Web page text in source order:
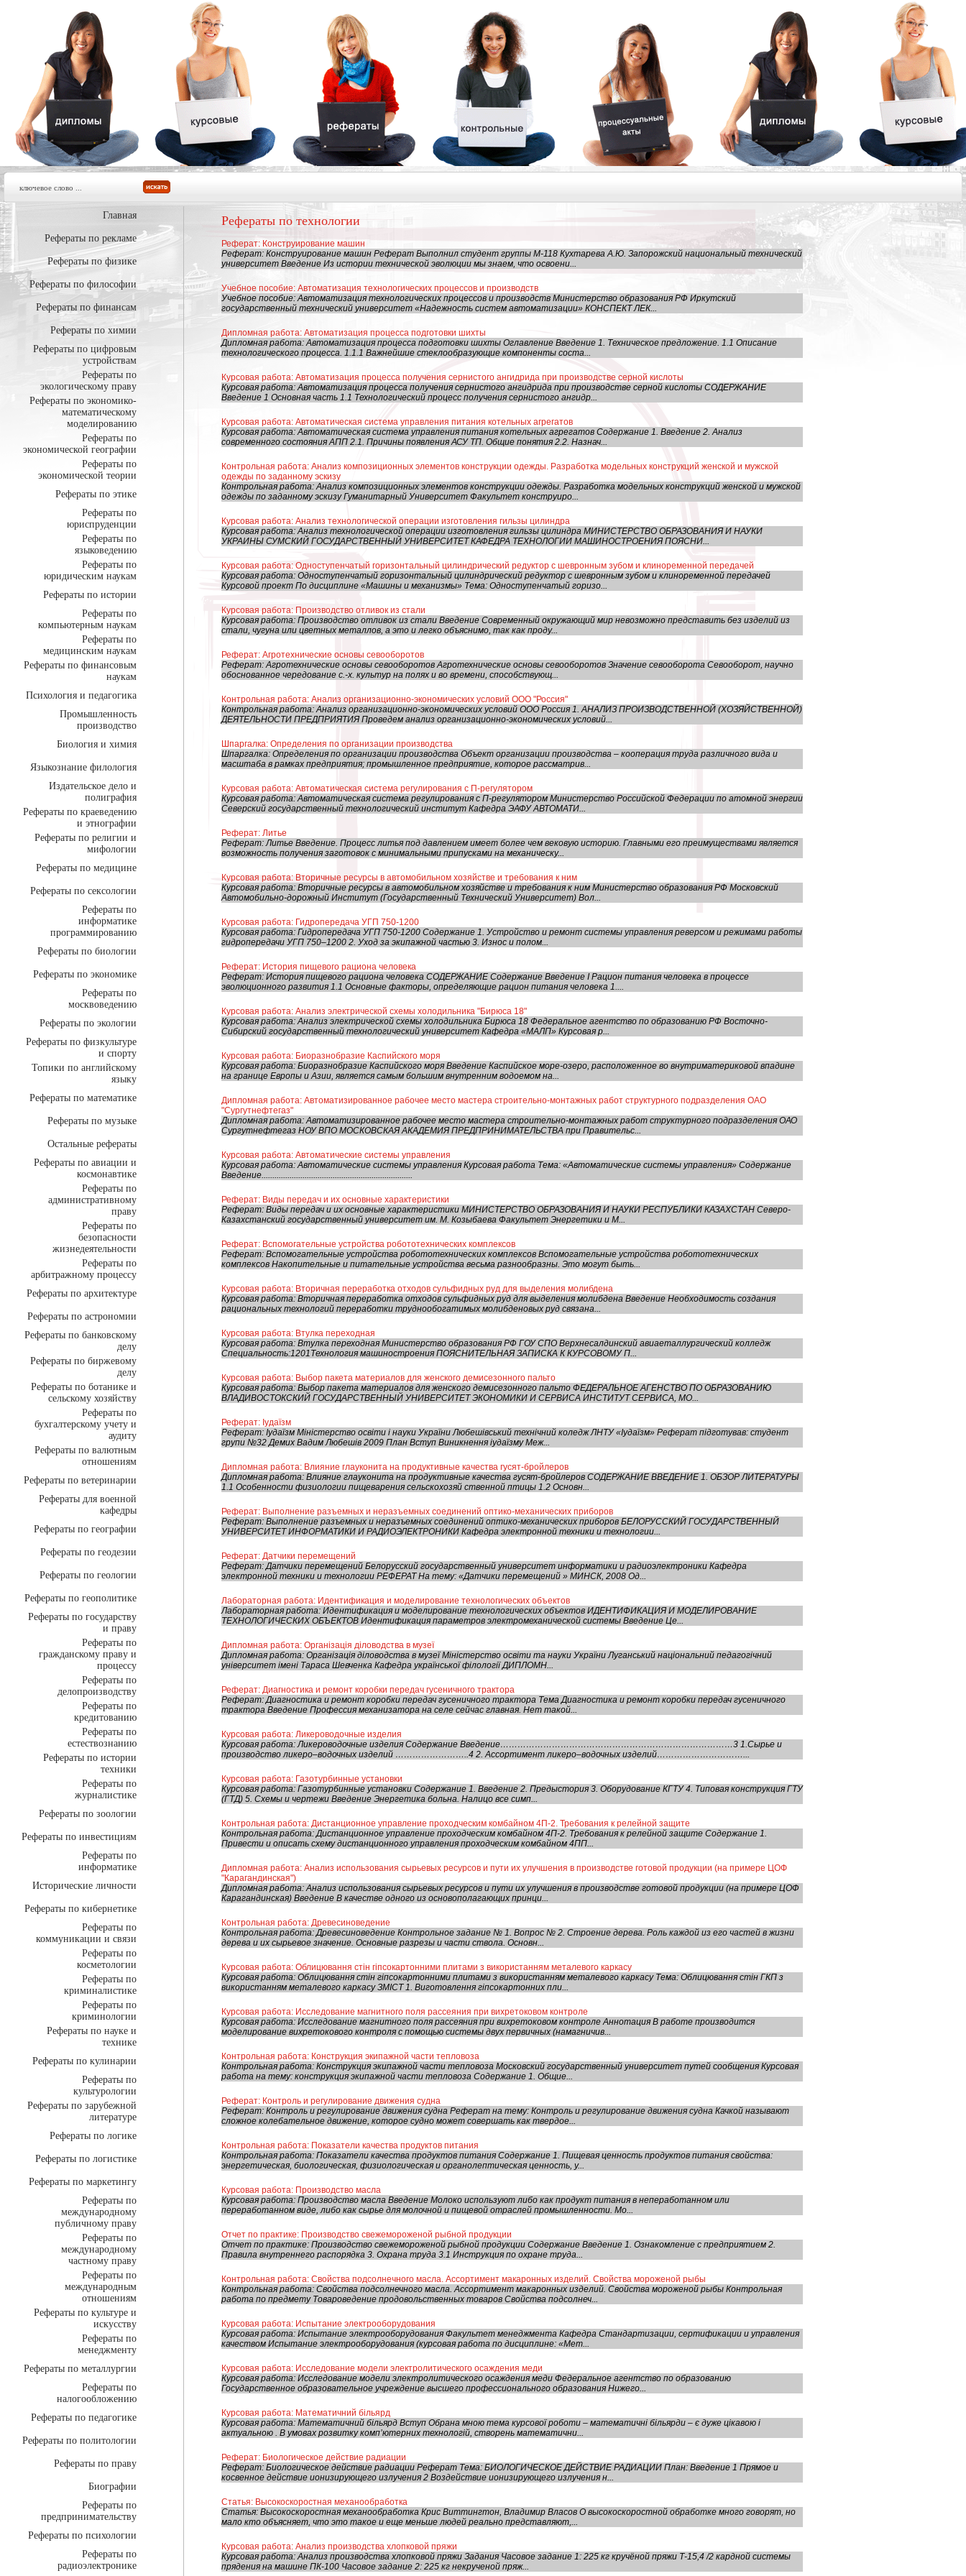
Главная
Рефераты по рекламе
Рефераты по физике
Рефераты по философии
Рефераты по финансам
Рефераты по химии
Рефераты по цифровым
устройствам
Рефераты по
экологическому праву
Рефераты по экономико-
математическому
моделированию
Рефераты по
экономической географии
Рефераты по
экономической теории
Рефераты по этике
Рефераты по
юриспруденции
Рефераты по
языковедению
Рефераты по
юридическим наукам
Рефераты по истории
Рефераты по
компьютерным наукам
Рефераты по
медицинским наукам
Рефераты по финансовым
наукам
Психология и педагогика
Промышленность
производство
Биология и химия
Языкознание филология
Издательское дело и
полиграфия
Рефераты по краеведению
и этнографии
Рефераты по религии и
мифологии
Рефераты по медицине
Рефераты по сексологии
Рефераты по
информатике
программированию
Рефераты по биологии
Рефераты по экономике
Рефераты по
москвоведению
Рефераты по экологии
Рефераты по физкультуре
и спорту
Топики по английскому
языку
Рефераты по математике
Рефераты по музыке
Остальные рефераты
Рефераты по авиации и
космонавтике
Рефераты по
административному
праву
Рефераты по
безопасности
жизнедеятельности
Рефераты по
арбитражному процессу
Рефераты по архитектуре
Рефераты по астрономии
Рефераты по банковскому
делу
Рефераты по биржевому
делу
Рефераты по ботанике и
сельскому хозяйству
Рефераты по
бухгалтерскому учету и
аудиту
Рефераты по валютным
отношениям
Рефераты по ветеринарии
Рефераты для военной
кафедры
Рефераты по географии
Рефераты по геодезии
Рефераты по геологии
Рефераты по геополитике
Рефераты по государству
и праву
Рефераты по
гражданскому праву и
процессу
Рефераты по
делопроизводству
Рефераты по
кредитованию
Рефераты по
естествознанию
Рефераты по истории
техники
Рефераты по
журналистике
Рефераты по зоологии
Рефераты по инвестициям
Рефераты по
информатике
Исторические личности
Рефераты по кибернетике
Рефераты по
коммуникации и связи
Рефераты по
косметологии
Рефераты по
криминалистике
Рефераты по
криминологии
Рефераты по науке и
технике
Рефераты по кулинарии
Рефераты по
культурологии
Рефераты по зарубежной
литературе
Рефераты по логике
Рефераты по логистике
Рефераты по маркетингу
Рефераты по
международному
публичному праву
Рефераты по
международному
частному праву
Рефераты по
международным
отношениям
Рефераты по культуре и
искусству
Рефераты по
менеджменту
Рефераты по металлургии
Рефераты по
налогообложению
Рефераты по педагогике
Рефераты по политологии
Рефераты по праву
Биографии
Рефераты по
предпринимательству
Рефераты по психологии
Рефераты по
радиоэлектронике
Рефераты по технологии
Реферат: Конструирование машин
Реферат: Конструирование машин Реферат Выполнил студент группы М-118 Кухтарева А.Ю. Запорожский национальный технический
университет Введение Из истории технической эволюции мы знаем, что освоени...
Учебное пособие: Автоматизация технологических процессов и производств
Учебное пособие: Автоматизация технологических процессов и производств Министерство образования РФ Иркутский
государственный технический университет «Надежность систем автоматизации» КОНСПЕКТ ЛЕК...
Дипломная работа: Автоматизация процесса подготовки шихты
Дипломная работа: Автоматизация процесса подготовки шихты Оглавление Введение 1. Техническое предложение. 1.1 Описание
технологического процесса. 1.1.1 Важнейшие стеклообразующие компоненты соста...
Курсовая работа: Автоматизация процесса получения сернистого ангидрида при производстве серной кислоты
Курсовая работа: Автоматизация процесса получения сернистого ангидрида при производстве серной кислоты СОДЕРЖАНИЕ
Введение 1 Основная часть 1.1 Технологический процесс получения сернистого ангидр...
Курсовая работа: Автоматическая система управления питания котельных агрегатов
Курсовая работа: Автоматическая система управления питания котельных агрегатов Содержание 1. Введение 2. Анализ
современного состояния АПП 2.1. Причины появления АСУ ТП. Общие понятия 2.2. Назнач...
Контрольная работа: Анализ композиционных элементов конструкции одежды. Разработка модельных конструкций женской и мужской
одежды по заданному эскизу
Контрольная работа: Анализ композиционных элементов конструкции одежды. Разработка модельных конструкций женской и мужской
одежды по заданному эскизу Гуманитарный Университет Факультет конструиро...
Курсовая работа: Анализ технологической операции изготовления гильзы цилиндра
Курсовая работа: Анализ технологической операции изготовления гильзы цилиндра МИНИСТЕРСТВО ОБРАЗОВАНИЯ И НАУКИ
УКРАИНЫ СУМСКИЙ ГОСУДАРСТВЕННЫЙ УНИВЕРСИТЕТ КАФЕДРА ТЕХНОЛОГИИ МАШИНОСТРОЕНИЯ ПОЯСНИ...
Курсовая работа: Одноступенчатый горизонтальный цилиндрический редуктор с шевронным зубом и клиноременной передачей
Курсовая работа: Одноступенчатый горизонтальный цилиндрический редуктор с шевронным зубом и клиноременной передачей
Курсовой проект По дисциплине «Машины и механизмы» Тема: Одноступенчатый горизо...
Курсовая работа: Производство отливок из стали
Курсовая работа: Производство отливок из стали Введение Современный окружающий мир невозможно представить без изделий из
стали, чугуна или цветных металлов, а это и легко объяснимо, так как проду...
Реферат: Агротехнические основы севооборотов
Реферат: Агротехнические основы севооборотов Агротехнические основы севооборотов Значение севооборота Севооборот, научно
обоснованное чередование с.-х. культур на полях и во времени, способствующ...
Контрольная работа: Анализ организационно-экономических условий ООО "Россия"
Контрольная работа: Анализ организационно-экономических условий ООО Россия 1. АНАЛИЗ ПРОИЗВОДСТВЕННОЙ (ХОЗЯЙСТВЕННОЙ)
ДЕЯТЕЛЬНОСТИ ПРЕДПРИЯТИЯ Проведем анализ организационно-экономических условий...
Шпаргалка: Определения по организации производства
Шпаргалка: Определения по организации производства Объект организации производства – кооперация труда различного вида и
масштаба в рамках предприятия; промышленное предприятие, которое рассматрив...
Курсовая работа: Автоматическая система регулирования с П-регулятором
Курсовая работа: Автоматическая система регулирования с П-регулятором Министерство Российской Федерации по атомной энергии
Северский государственный технологический институт Кафедра ЭАФУ АВТОМАТИ...
Реферат: Литье
Реферат: Литье Введение. Процесс литья под давлением имеет более чем вековую историю. Главными его преимуществами является
возможность получения заготовок с минимальными припусками на механическу...
Курсовая работа: Вторичные ресурсы в автомобильном хозяйстве и требования к ним
Курсовая работа: Вторичные ресурсы в автомобильном хозяйстве и требования к ним Министерство образования РФ Московский
Автомобильно-дорожный Институт (Государственный Технический Университет) Вол...
Курсовая работа: Гидропередача УГП 750-1200
Курсовая работа: Гидропередача УГП 750-1200 Содержание 1. Устройство и ремонт системы управления реверсом и режимами работы
гидропередачи УГП 750–1200 2. Уход за экипажной частью 3. Износ и полом...
Реферат: История пищевого рациона человека
Реферат: История пищевого рациона человека СОДЕРЖАНИЕ Содержание Введение I Рацион питания человека в процессе
эволюционного развития 1.1 Основные факторы, определяющие рацион питания человека 1....
Курсовая работа: Анализ электрической схемы холодильника "Бирюса 18"
Курсовая работа: Анализ электрической схемы холодильника Бирюса 18 Федеральное агентство по образованию РФ Восточно-
Сибирский государственный технологический университет Кафедра «МАЛП» Курсовая р...
Курсовая работа: Биоразнобразие Каспийского моря
Курсовая работа: Биоразнобразие Каспийского моря Введение Каспийское море-озеро, расположенное во внутриматериковой впадине
на границе Европы и Азии, является самым большим внутренним водоемом на...
Дипломная работа: Автоматизированное рабочее место мастера строительно-монтажных работ структурного подразделения ОАО
"Сургутнефтегаз"
Дипломная работа: Автоматизированное рабочее место мастера строительно-монтажных работ структурного подразделения ОАО
Сургутнефтегаз НОУ ВПО МОСКОВСКАЯ АКАДЕМИЯ ПРЕДПРИНИМАТЕЛЬСТВА при Правительс...
Курсовая работа: Автоматические системы управления
Курсовая работа: Автоматические системы управления Курсовая работа Тема: «Автоматические системы управления» Содержание
Введение......................................................................
Реферат: Виды передач и их основные характеристики
Реферат: Виды передач и их основные характеристики МИНИСТЕРСТВО ОБРАЗОВАНИЯ И НАУКИ РЕСПУБЛИКИ КАЗАХСТАН Северо-
Казахстанский государственный университет им. М. Козыбаева Факультет Энергетики и М...
Реферат: Вспомогательные устройства робототехнических комплексов
Реферат: Вспомогательные устройства робототехнических комплексов Вспомогательные устройства робототехнических
комплексов Накопительные и питательные устройства весьма разнообразны. Это могут быть...
Курсовая работа: Вторичная переработка отходов сульфидных руд для выделения молибдена
Курсовая работа: Вторичная переработка отходов сульфидных руд для выделения молибдена Введение Необходимость создания
рациональных технологий переработки труднообогатимых молибденовых руд связана...
Курсовая работа: Втулка переходная
Курсовая работа: Втулка переходная Министерство образования РФ ГОУ СПО Верхнесалдинский авиаеталлургический колледж
Специальность:1201Технология машиностроения ПОЯСНИТЕЛЬНАЯ ЗАПИСКА К КУРСОВОМУ П...
Курсовая работа: Выбор пакета материалов для женского демисезонного пальто
Курсовая работа: Выбор пакета материалов для женского демисезонного пальто ФЕДЕРАЛЬНОЕ АГЕНСТВО ПО ОБРАЗОВАНИЮ
ВЛАДИВОСТОКСКИЙ ГОСУДАРСТВЕННЫЙ УНИВЕРСИТЕТ ЭКОНОМИКИ И СЕРВИСА ИНСТИТУТ СЕРВИСА, МО...
Реферат: Іудаїзм
Реферат: Іудаїзм Міністерство освіти і науки України Любешівський технічний коледж ЛНТУ «Іудаїзм» Реферат підготував: студент
групи №32 Демих Вадим Любешів 2009 План Вступ Виникнення іудаїзму Меж...
Дипломная работа: Влияние глауконита на продуктивные качества гусят-бройлеров
Дипломная работа: Влияние глауконита на продуктивные качества гусят-бройлеров СОДЕРЖАНИЕ ВВЕДЕНИЕ 1. ОБЗОР ЛИТЕРАТУРЫ
1.1 Особенности физиологии пищеварения сельскохозяй ственной птицы 1.2 Основн...
Реферат: Выполнение разъемных и неразъемных соединений оптико-механических приборов
Реферат: Выполнение разъемных и неразъемных соединений оптико-механических приборов БЕЛОРУССКИЙ ГОСУДАРСТВЕННЫЙ
УНИВЕРСИТЕТ ИНФОРМАТИКИ И РАДИОЭЛЕКТРОНИКИ Кафедра электронной техники и технологии...
Реферат: Датчики перемещений
Реферат: Датчики перемещений Белорусский государственный университет информатики и радиоэлектроники Кафедра
электронной техники и технологии РЕФЕРАТ На тему: «Датчики перемещений » МИНСК, 2008 Од...
Лабораторная работа: Идентификация и моделирование технологических объектов
Лабораторная работа: Идентификация и моделирование технологических объектов ИДЕНТИФИКАЦИЯ И МОДЕЛИРОВАНИЕ
ТЕХНОЛОГИЧЕСКИХ ОБЪЕКТОВ Идентификация параметров электромеханической системы Введение Це...
Дипломная работа: Організація діловодства в музеї
Дипломная работа: Організація діловодства в музеї Міністерство освіти та науки України Луганський національний педагогічний
університет імені Тараса Шевченка Кафедра української філології ДИПЛОМН...
Реферат: Диагностика и ремонт коробки передач гусеничного трактора
Реферат: Диагностика и ремонт коробки передач гусеничного трактора Тема Диагностика и ремонт коробки передач гусеничного
трактора Введение Профессия механизатора на селе сейчас главная. Нет такой...
Курсовая работа: Ликероводочные изделия
Курсовая работа: Ликероводочные изделия Содержание Введение………………………………………………………………………3 1.Сырье и
производство ликеро–водочных изделий ……………………..4 2. Ассортимент ликеро–водочных изделий…………………………...
Курсовая работа: Газотурбинные установки
Курсовая работа: Газотурбинные установки Содержание 1. Введение 2. Предыстория 3. Оборудование КГТУ 4. Типовая конструкция ГТУ
(ГТД) 5. Схемы и чертежи Введение Энергетика больна. Налицо все симп...
Контрольная работа: Дистанционное управление проходческим комбайном 4П-2. Требования к релейной защите
Контрольная работа: Дистанционное управление проходческим комбайном 4П-2. Требования к релейной защите Содержание 1.
Привести и описать схему дистанционного управления проходческим комбайном 4ПП...
Дипломная работа: Анализ использования сырьевых ресурсов и пути их улучшения в производстве готовой продукции (на примере ЦОФ
"Карагандинская")
Дипломная работа: Анализ использования сырьевых ресурсов и пути их улучшения в производстве готовой продукции (на примере ЦОФ
Карагандинская) Введение В качестве одного из основополагающих принци...
Контрольная работа: Древесиноведение
Контрольная работа: Древесиноведение Контрольное задание № 1. Вопрос № 2. Строение дерева. Роль каждой из его частей в жизни
дерева и их сырьевое значение. Основные разрезы и части ствола. Основн...
Курсовая работа: Облицювання стін гіпсокартонними плитами з використанням металевого каркасу
Курсовая работа: Облицювання стін гіпсокартонними плитами з використанням металевого каркасу Тема: Облицювання стін ГКП з
використанням металевого каркасу ЗМІСТ 1. Виготовлення гіпсокартонних пли...
Курсовая работа: Исследование магнитного поля рассеяния при вихретоковом контроле
Курсовая работа: Исследование магнитного поля рассеяния при вихретоковом контроле Аннотация В работе производится
моделирование вихретокового контроля с помощью системы двух первичных (намагничив...
Контрольная работа: Конструкция экипажной части тепловоза
Контрольная работа: Конструкция экипажной части тепловоза Московский государственный университет путей сообщения Курсовая
работа на тему: конструкция экипажной части тепловоза Содержание 1. Общие...
Реферат: Контроль и регулирование движения судна
Реферат: Контроль и регулирование движения судна Реферат на тему: Контроль и регулирование движения судна Качкой называют
сложное колебательное движение, которое судно может совершать как твердое...
Контрольная работа: Показатели качества продуктов питания
Контрольная работа: Показатели качества продуктов питания Содержание 1. Пищевая ценность продуктов питания свойства:
энергетическая, биологическая, физиологическая и органолептическая ценность, у...
Курсовая работа: Производство масла
Курсовая работа: Производство масла Введение Молоко используют либо как продукт питания в непеработанном или
переработанном виде, либо как сырье для молочной и пищевой отраслей промышленности. Мо...
Отчет по практике: Производство свежемороженой рыбной продукции
Отчет по практике: Производство свежемороженой рыбной продукции Содержание Введение 1. Ознакомление с предприятием 2.
Правила внутреннего распорядка 3. Охрана труда 3.1 Инструкция по охране труда...
Контрольная работа: Свойства подсолнечного масла. Ассортимент макаронных изделий. Свойства мороженой рыбы
Контрольная работа: Свойства подсолнечного масла. Ассортимент макаронных изделий. Свойства мороженой рыбы Контрольная
работа по предмету Товароведение продовольственных товаров Свойства подсолнеч...
Курсовая работа: Испытание электрооборудования
Курсовая работа: Испытание электрооборудования Факультет менеджмента Кафедра Стандартизации, сертификации и управления
качеством Испытание электрооборудования (курсовая работа по дисциплине: «Мет...
Курсовая работа: Исследование модели электролитического осаждения меди
Курсовая работа: Исследование модели электролитического осаждения меди Федеральное агентство по образованию
Государственное образовательное учреждение высшего профессионального образования Нижего...
Курсовая работа: Математичний більярд
Курсовая работа: Математичний більярд Вступ Обрана мною тема курсової роботи – математичні більярди – є дуже цікавою і
актуальною . В умовах розвитку комп’ютерних технологій, створень математични...
Реферат: Биологическое действие радиации
Реферат: Биологическое действие радиации Реферат Тема: БИОЛОГИЧЕСКОЕ ДЕЙСТВИЕ РАДИАЦИИ План: Введение 1 Прямое и
косвенное действие ионизирующего излучения 2 Воздействие ионизирующего излучения н...
Статья: Высокоскоростная механообработка
Статья: Высокоскоростная механообработка Крис Виттингтон, Владимир Власов О высокоскоростной обработке много говорят, но
мало кто объясняет, что это такое и еще меньше людей реально представляют,...
Курсовая работа: Анализ производства хлопковой пряжи
Курсовая работа: Анализ производства хлопковой пряжи Задания Часовое задание 1: 225 кг кручёной пряжи Т-15,4 /2 кардной системы
прядения на машине ПК-100 Часовое задание 2: 225 кг некрученой пряж...